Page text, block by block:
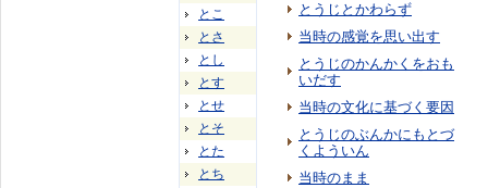
とこ
とさ
とし
とす
とせ
とそ
とた
とち
とうじとかわらず
当時の感覚を思い出す
とうじのかんかくをおも
いだす
当時の文化に基づく要因
とうじのぶんかにもとづ
くよういん
当時のまま